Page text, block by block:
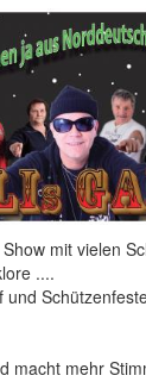
mit vielen
....
und
macht mehr